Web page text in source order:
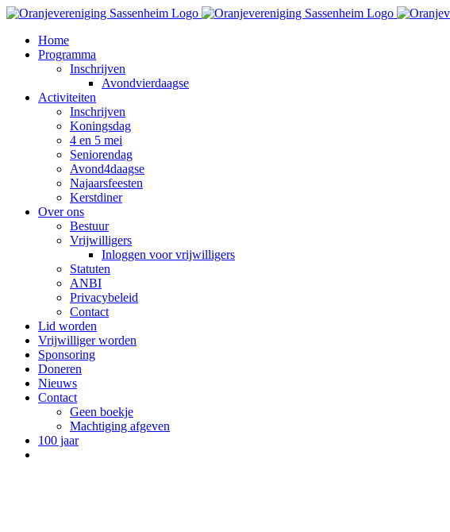
Ga
inhoudHome
Programma
Inschrijven
Avondvierdaagse
Activiteiten
Inschrijven
Koningsdag
4 en 5 mei
Seniorendag
Avond4daagse
Najaarsfeesten
Kerstdiner
Over ons
Bestuur
Vrijwilligers
Inloggen voor vrijwilligers
Statuten
ANBI
Privacybeleid
Contact
Lid worden
Vrijwilliger worden
Sponsoring
Doneren
Nieuws
Contact
Geen boekje
Machtiging afgeven
100 jaar